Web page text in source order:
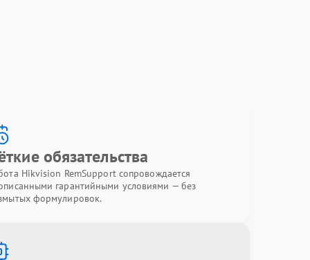
обязательства
Hikvision RemSupport сопровождается
гарантийными условиями — без
формулировок.